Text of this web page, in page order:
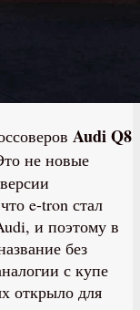
Audi Q8
не новые
e-tron стал
и поэтому в
без
с купе
открыло для